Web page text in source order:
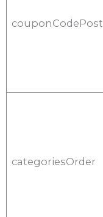
couponCodePost
categoriesOrder